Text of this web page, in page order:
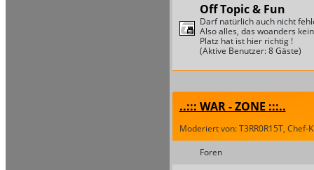
Off Topic & Fun
Darf natürlich auch nicht
Also alles, das woanders
Platz hat ist hier richtig !
(Aktive Benutzer: 8 Gäste)
..::: WAR - ZONE :::..
Moderiert von: T3RR0R15T, Chef-
Foren